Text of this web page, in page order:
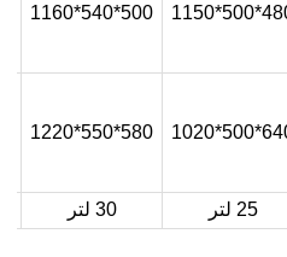
500*540*1160
580*550*1220
25 لتر
30 لتر